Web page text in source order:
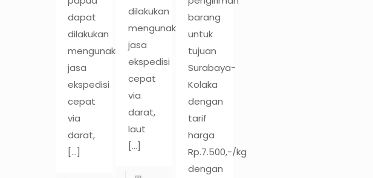
dapat
dilakukan
mengunakan
jasa
ekspedisi
cepat
via
darat,
[…]
dilakukan
mengunakan
jasa
ekspedisi
cepat
via
darat,
laut
[…]
barang
untuk
tujuan
Surabaya-
Kolaka
dengan
tarif
harga
Rp.7.500,-/kg
dengan